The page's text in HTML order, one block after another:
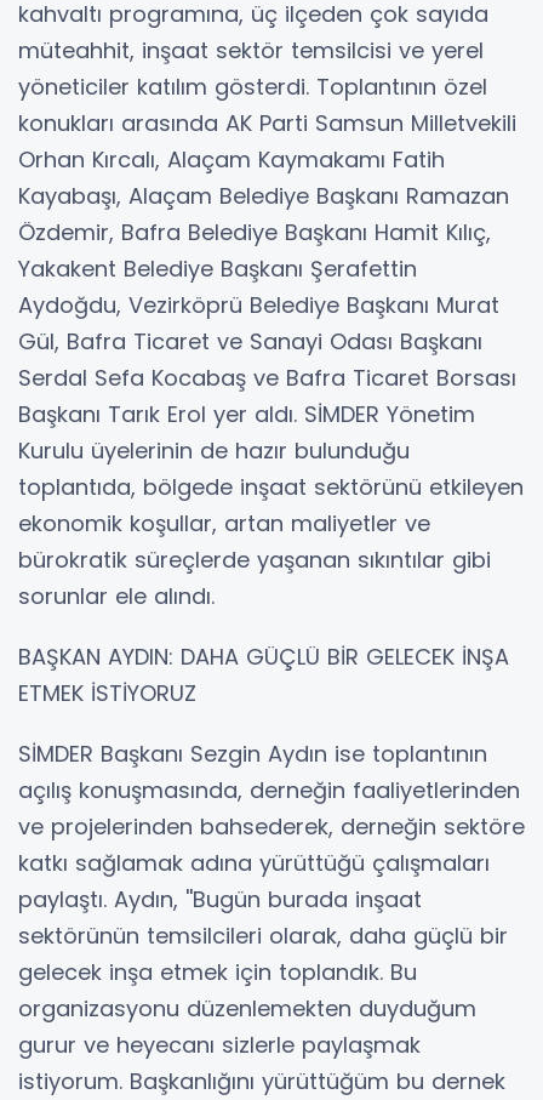
kahvaltı programına, üç ilçeden çok sayıda
müteahhit, inşaat sektör temsilcisi ve yerel
yöneticiler katılım gösterdi. Toplantının özel
konukları arasında AK Parti Samsun Milletvekili
Orhan Kırcalı, Alaçam Kaymakamı Fatih
Kayabaşı, Alaçam Belediye Başkanı Ramazan
Özdemir, Bafra Belediye Başkanı Hamit Kılıç,
Yakakent Belediye Başkanı Şerafettin
Aydoğdu, Vezirköprü Belediye Başkanı Murat
Gül, Bafra Ticaret ve Sanayi Odası Başkanı
Serdal Sefa Kocabaş ve Bafra Ticaret Borsası
Başkanı Tarık Erol yer aldı. SİMDER Yönetim
Kurulu üyelerinin de hazır bulunduğu
toplantıda, bölgede inşaat sektörünü etkileyen
ekonomik koşullar, artan maliyetler ve
bürokratik süreçlerde yaşanan sıkıntılar gibi
sorunlar ele alındı.
BAŞKAN AYDIN: DAHA GÜÇLÜ BİR GELECEK İNŞA
ETMEK İSTİYORUZ
SİMDER Başkanı Sezgin Aydın ise toplantının
açılış konuşmasında, derneğin faaliyetlerinden
ve projelerinden bahsederek, derneğin sektöre
katkı sağlamak adına yürüttüğü çalışmaları
paylaştı. Aydın, ''Bugün burada inşaat
sektörünün temsilcileri olarak, daha güçlü bir
gelecek inşa etmek için toplandık. Bu
organizasyonu düzenlemekten duyduğum
gurur ve heyecanı sizlerle paylaşmak
istiyorum. Başkanlığını yürüttüğüm bu dernek